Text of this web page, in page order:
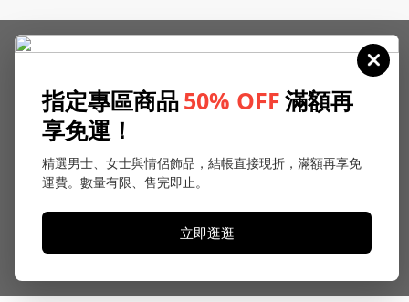
指定專區商品50% OFF滿額再
享免運！
精選男士、女士與情侶飾品，結帳直接現折，滿額再享免
運費。數量有限、售完即止。
立即逛逛